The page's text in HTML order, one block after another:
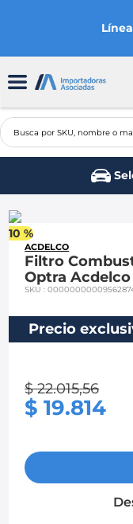
Busca por SKU,
10 %
ACDELCO
Filtro
Optra Acdelco
SKU:
Precio
$ 22.015,56
$ 19.814
2
3.
spark gt
ford fiesta
mazda 3
chevrolet spark gt
chevrolet sail